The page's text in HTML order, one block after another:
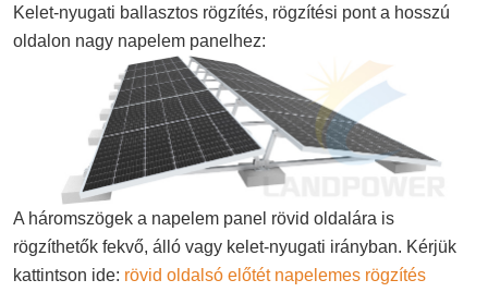
Kelet-nyugati ballasztos rögzítés, rögzítési pont a hosszú
oldalon nagy napelem panelhez:
A háromszögek a napelem panel rövid oldalára is
rögzíthetők fekvő, álló vagy kelet-nyugati irányban. Kérjük
kattintson ide: rövid oldalsó előtét napelemes rögzítés